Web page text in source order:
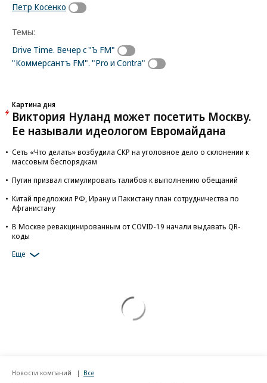
Петр Косенко
Темы:
Drive Time. Вечер c "Ъ FM"
"Коммерсантъ FM". "Pro и Contra"
Картина дня
Виктория Нуланд может посетить Москву.
Ее называли идеологом Евромайдана
Сеть «Что делать» возбудила СКР на уголовное дело о склонении к
массовым беспорядкам
Путин призвал стимулировать талибов к выполнению обещаний
Китай предложил РФ, Ирану и Пакистану план сотрудничества по
Афганистану
В Москве ревакцинированным от COVID-19 начали выдавать QR-
коды
Еще
Новости компаний Все